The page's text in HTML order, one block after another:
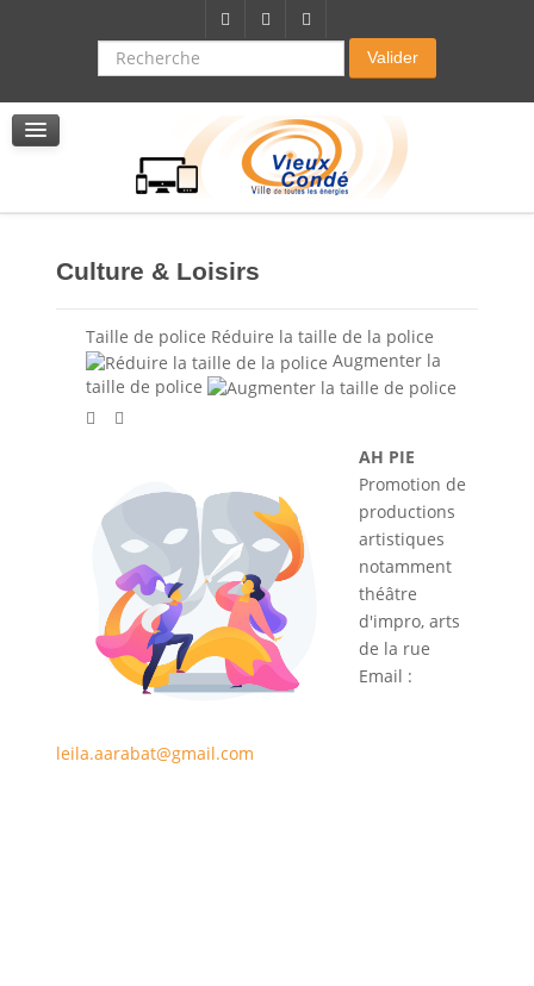
Recherche Valider
La résidence autonomie
Service de soins infirmers à domicile
Service d'aide à domicile
Pole multi services accompagnement seniors
Culture & Loisirs
Taille de police Réduire la taille de la police
Augmenter la
taille de police
AH PIE
Promotion de
productions
artistiques
notamment
théâtre
d'impro, arts
de la rue
Email :
leila.aarabat@gmail.com